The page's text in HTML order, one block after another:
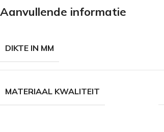
RVS Schroeven
Bolkopschroeven
Aanvullende informatie
DIKTE IN MM
MATERIAAL KWALITEIT